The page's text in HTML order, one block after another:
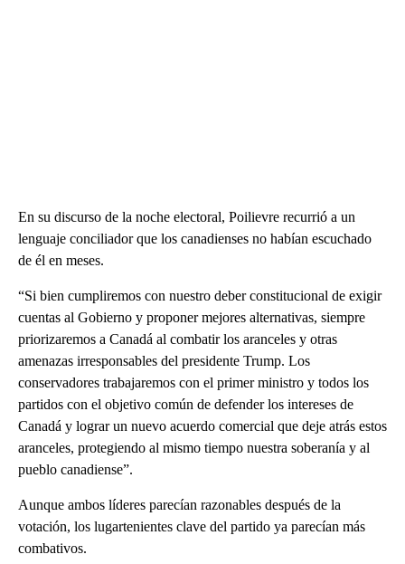
En su discurso de la noche electoral, Poilievre recurrió a un
lenguaje conciliador que los canadienses no habían escuchado
de él en meses.
“Si bien cumpliremos con nuestro deber constitucional de exigir
cuentas al Gobierno y proponer mejores alternativas, siempre
priorizaremos a Canadá al combatir los aranceles y otras
amenazas irresponsables del presidente Trump. Los
conservadores trabajaremos con el primer ministro y todos los
partidos con el objetivo común de defender los intereses de
Canadá y lograr un nuevo acuerdo comercial que deje atrás estos
aranceles, protegiendo al mismo tiempo nuestra soberanía y al
pueblo canadiense”.
Aunque ambos líderes parecían razonables después de la
votación, los lugartenientes clave del partido ya parecían más
combativos.